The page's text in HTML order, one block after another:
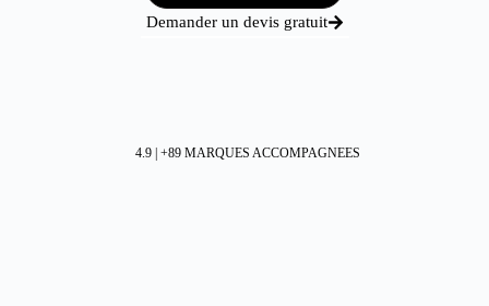
Demander un devis gratuit
4.9 | +89 MARQUES ACCOMPAGNEES